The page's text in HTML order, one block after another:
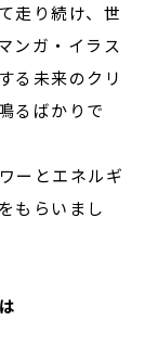
走り続け、世
ンガ・イラス
る未来のクリ
るばかりで
ーとエネルギ
もらいまし